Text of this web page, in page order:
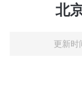
北
更新